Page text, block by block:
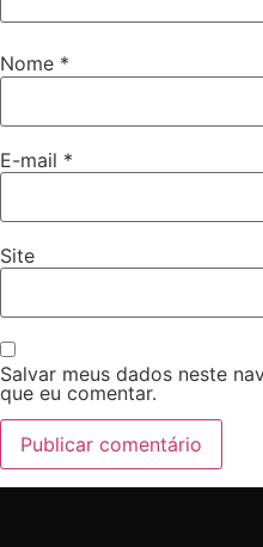
Nome *
E-mail *
Site
Salvar meus dados neste
que eu comentar.